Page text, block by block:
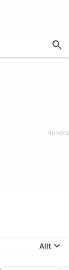
Allt